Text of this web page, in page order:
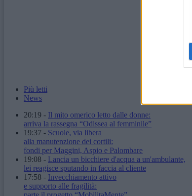
Più letti
News
20:19 - Il mito omerico letto dalle donne:
arriva la rassegna “Odissea al femminile”
19:37 - Scuole, via libera
alla manutenzione dei cortili:
fondi per Maggini, Aspio e Palombare
19:08 - Lancia un bicchiere d'acqua a un'ambulante,
lei reagisce sputando in faccia al cliente
17:58 - Invecchiamento attivo
e supporto alle fragilità: